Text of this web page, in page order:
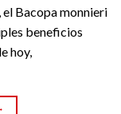
Bacopa monnieri
beneficios
hoy,